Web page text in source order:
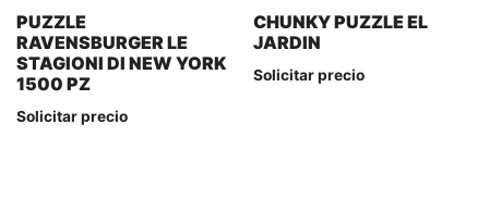
PUZZLE
RAVENSBURGER LE
STAGIONI DI NEW YORK
1500 PZ
Solicitar precio
CHUNKY PUZZLE EL
JARDIN
Solicitar precio